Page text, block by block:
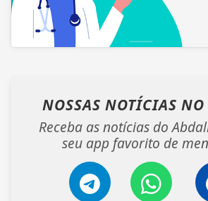
NOSSAS NOTÍCIAS NO
Receba as notícias do
seu app favorito de